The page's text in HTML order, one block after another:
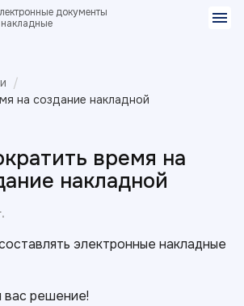
документы
на создание накладной
время на
накладной
электронные накладные
вас решение!